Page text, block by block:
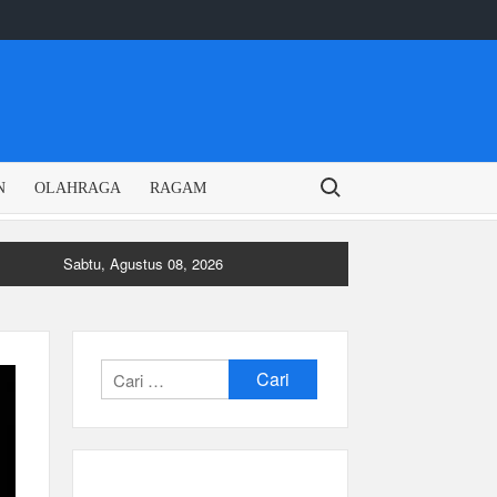
OLAHRAGA RAGAM Search for:
Sabtu, Agustus 08, 2026
Cari
untuk: